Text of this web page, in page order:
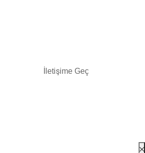
İletişime Geç